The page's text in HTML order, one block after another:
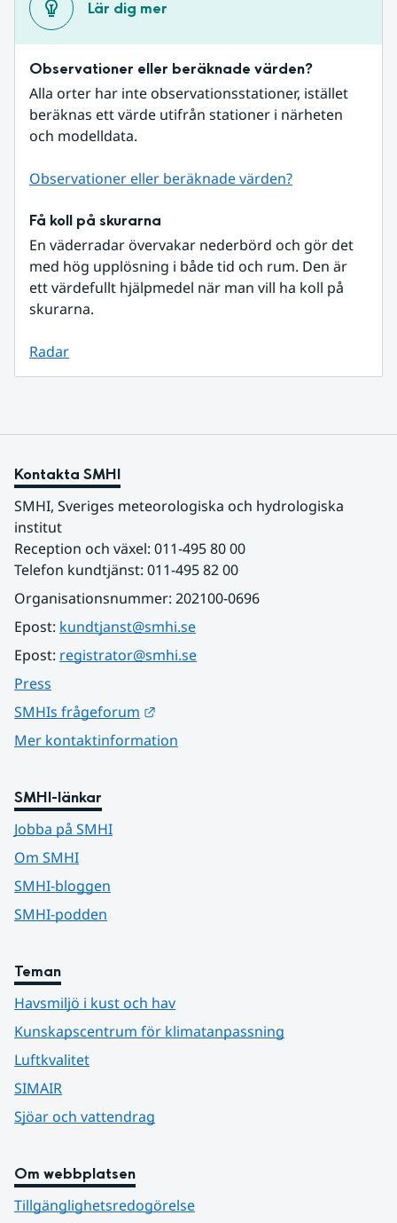
Lär dig mer
Observationer eller beräknade värden?
Alla orter har inte observationsstationer, istället
beräknas ett värde utifrån stationer i närheten
och modelldata.
Observationer eller beräknade värden?
Få koll på skurarna
En väderradar övervakar nederbörd och gör det
med hög upplösning i både tid och rum. Den är
ett värdefullt hjälpmedel när man vill ha koll på
skurarna.
Radar
Kontakta SMHI
SMHI, Sveriges meteorologiska och hydrologiska
institut
Reception och växel: 011-495 80 00
Telefon kundtjänst: 011-495 82 00
Organisationsnummer: 202100-0696
Epost: kundtjanst@smhi.se
Epost: registrator@smhi.se
Press
SMHIs frågeforum
Mer kontaktinformation
SMHI-länkar
Jobba på SMHI
Om SMHI
SMHI-bloggen
SMHI-podden
Teman
Havsmiljö i kust och hav
Kunskapscentrum för klimatanpassning
Luftkvalitet
SIMAIR
Sjöar och vattendrag
Om webbplatsen
Tillgänglighetsredogörelse